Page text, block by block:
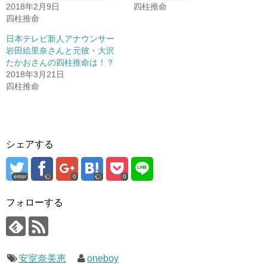
2018年2月9日
四柱推命
四柱推命
日本テレビ新人アナウンサー
岩田絵里奈さんと元彼・大沢
たかおさんの四柱推命は！？
2018年3月21日
四柱推命
シェアする
error 0 0
フォローする
安室奈美恵 oneboy